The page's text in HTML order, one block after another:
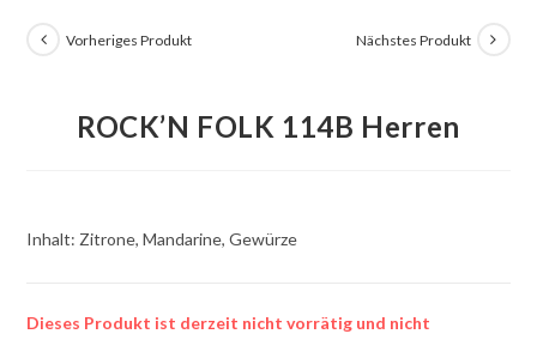
Vorheriges Produkt Nächstes Produkt
ROCK’N FOLK 114B Herren
Inhalt: Zitrone, Mandarine, Gewürze
Dieses Produkt ist derzeit nicht vorrätig und nicht